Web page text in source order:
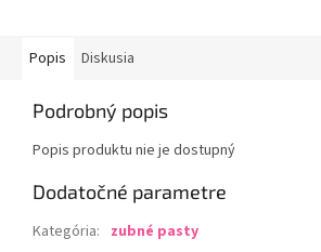
Popis Diskusia
Podrobný popis
Popis produktu nie je dostupný
Dodatočné parametre
Kategória: zubné pasty